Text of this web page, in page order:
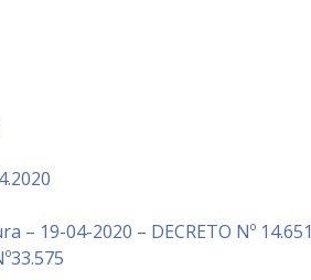
– 19-04-2020 – DECRETO Nº 14.651